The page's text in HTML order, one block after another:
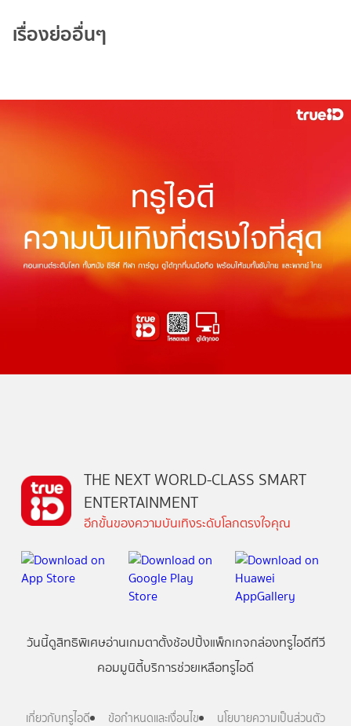
เรื่องย่ออื่นๆ
THE NEXT WORLD-CLASS SMART
ENTERTAINMENT
อีกขั้นของความบันเทิงระดับโลกตรงใจคุณ
วันนี้ดูสิทธิพิเศษอ่านเกมตาตั้งช้อปปิ้งแพ็กเกจกล่องทรูไอดีทีวี
คอมมูนิตี้บริการช่วยเหลือทรูไอดี
เกี่ยวกับทรูไอดี ข้อกำหนดและเงื่อนไข นโยบายความเป็นส่วนตัว